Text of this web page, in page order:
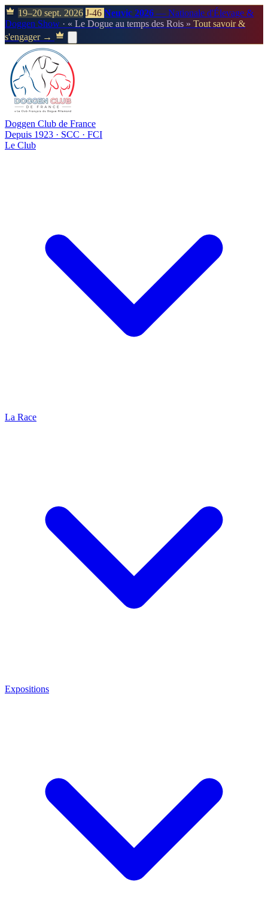
19–20 sept. 2026 J-46 Neuvic 2026 — Nationale d'Élevage &
Doggen Show · « Le Dogue au temps des Rois » Tout savoir &
s'engager →
Doggen Club de France
Depuis 1923 · SCC · FCI
Le Club
La Race
Expositions